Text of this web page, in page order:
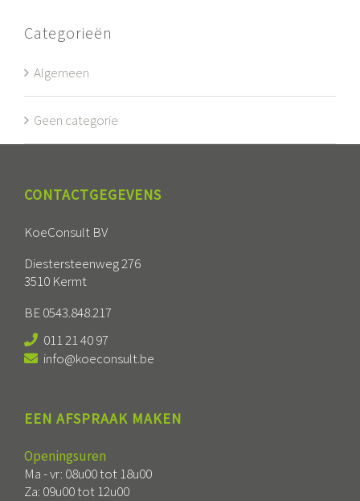
Categorieën
Algemeen
Geen categorie
CONTACTGEGEVENS
KoeConsult BV
Diestersteenweg 276
3510 Kermt
BE 0543.848.217
011 21 40 97
info@koeconsult.be
EEN AFSPRAAK MAKEN
Openingsuren
Ma - vr: 08u00 tot 18u00
Za: 09u00 tot 12u00